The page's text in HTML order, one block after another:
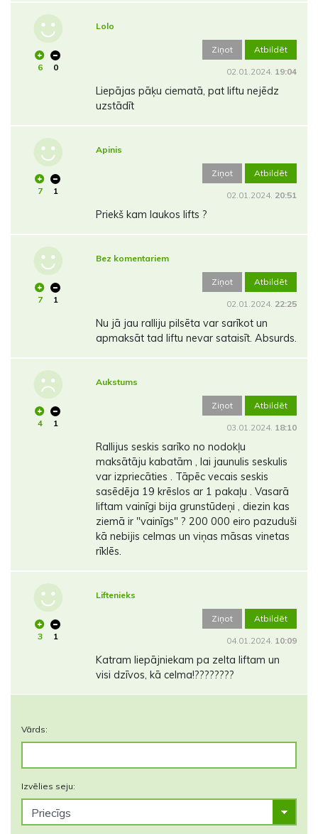
6 0
Lolo
Ziņot Atbildēt
02.01.2024. 19:04
Liepājas pāķu ciematā, pat liftu nejēdz
uzstādīt
7 1
Apinis
Ziņot Atbildēt
02.01.2024. 20:51
Priekš kam laukos lifts ?
7 1
Bez komentariem
Ziņot Atbildēt
02.01.2024. 22:25
Nu jā jau ralliju pilsēta var sarīkot un
apmaksāt tad liftu nevar sataisīt. Absurds.
4 1
Aukstums
Ziņot Atbildēt
03.01.2024. 18:10
Rallijus seskis sarīko no nodokļu
maksātāju kabatām , lai jaunulis seskulis
var izpriecāties . Tāpēc vecais seskis
sasēdēja 19 krēslos ar 1 pakaļu . Vasarā
liftam vainīgi bija grunstūdeņi , diezin kas
ziemā ir "vainīgs" ? 200 000 eiro pazuduši
kā nebijis celmas un viņas māsas vinetas
rīklēs.
3 1
Liftenieks
Ziņot Atbildēt
04.01.2024. 10:09
Katram liepājniekam pa zelta liftam un
visi dzīvos, kā celma!????????
Vārds:
Izvēlies seju: